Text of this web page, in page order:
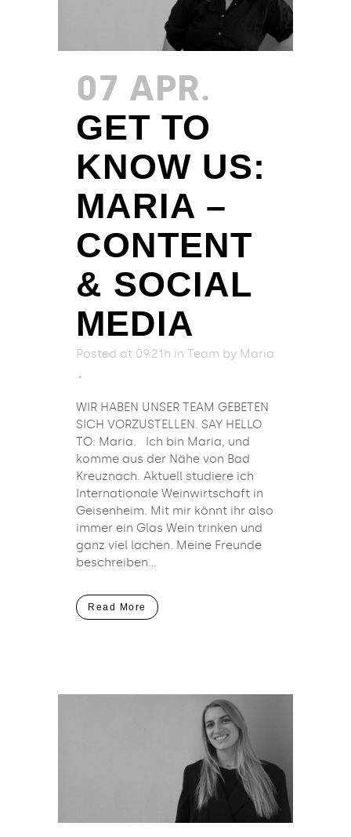
07 APR.
GET TO
KNOW US:
MARIA –
CONTENT
& SOCIAL
MEDIA
Posted at 09:21h in Team by Maria
WIR HABEN UNSER TEAM GEBETEN
SICH VORZUSTELLEN. SAY HELLO
TO: Maria. Ich bin Maria, und
komme aus der Nähe von Bad
Kreuznach. Aktuell studiere ich
Internationale Weinwirtschaft in
Geisenheim. Mit mir könnt ihr also
immer ein Glas Wein trinken und
ganz viel lachen. Meine Freunde
beschreiben...
Read More